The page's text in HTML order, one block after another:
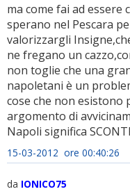
ma come fai ad
sperano nel Pescara
valorizzargli
ne fregano un
non toglie che una
napoletani è un
cose che non
argomento di
Napoli significa
15-03-2012 ore 00:40:26
da IONICO75